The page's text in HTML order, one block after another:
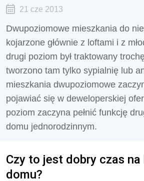
21 cze 2013
Dwupoziomowe mieszkania do
kojarzone głównie z loftami i z
drugi poziom był traktowany
tworzono tam tylko sypialnię lub
mieszkania dwupoziomowe
pojawiać się w deweloperskiej
poziom zaczyna pełnić funkcję
domu jednorodzinnym.
Czy to jest dobry czas na
domu?